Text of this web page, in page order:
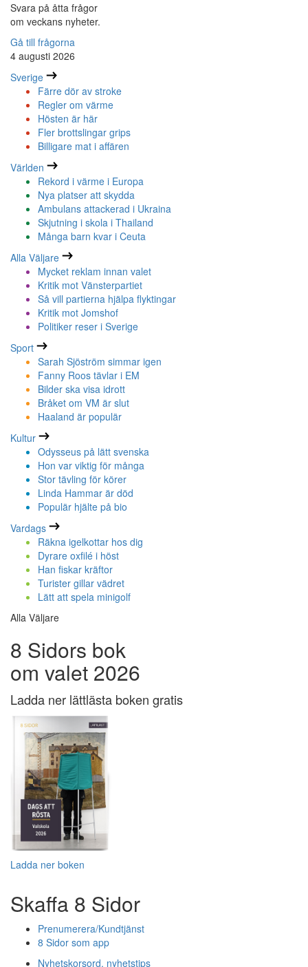
Svara på åtta frågor
om veckans nyheter.
Gå till frågorna
4 augusti 2026
Sverige
Färre dör av stroke
Regler om värme
Hösten är här
Fler brottslingar grips
Billigare mat i affären
Världen
Rekord i värme i Europa
Nya platser att skydda
Ambulans attackerad i Ukraina
Skjutning i skola i Thailand
Många barn kvar i Ceuta
Alla Väljare
Mycket reklam innan valet
Kritik mot Vänsterpartiet
Så vill partierna hjälpa flyktingar
Kritik mot Jomshof
Politiker reser i Sverige
Sport
Sarah Sjöström simmar igen
Fanny Roos tävlar i EM
Bilder ska visa idrott
Bråket om VM är slut
Haaland är populär
Kultur
Odysseus på lätt svenska
Hon var viktig för många
Stor tävling för körer
Linda Hammar är död
Populär hjälte på bio
Vardags
Räkna igelkottar hos dig
Dyrare oxfilé i höst
Han fiskar kräftor
Turister gillar vädret
Lätt att spela minigolf
Alla Väljare
8 Sidors bok
om valet 2026
Ladda ner lättlästa boken gratis
Ladda ner boken
Skaffa 8 Sidor
Prenumerera/Kundtjänst
8 Sidor som app
Nyhetskorsord, nyhetstips